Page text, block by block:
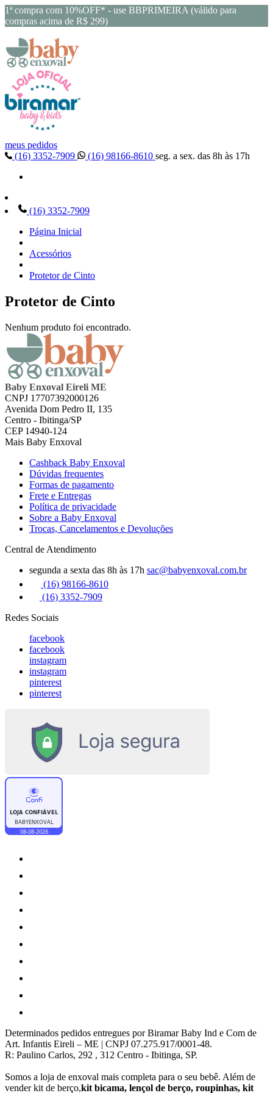
1ª compra com 10%OFF* - use BBPRIMEIRA (válido para
compras acima de R$ 299)
meus pedidos
(16) 3352-7909
(16) 98166-8610 seg. a sex. das 8h às 17h
(16) 3352-7909
Página Inicial
Acessórios
Protetor de Cinto
Protetor de Cinto
Nenhum produto foi encontrado.
Baby Enxoval Eireli ME
CNPJ 17707392000126
Avenida Dom Pedro II, 135
Centro - Ibitinga/SP
CEP 14940-124
Mais Baby Enxoval
Cashback Baby Enxoval
Dúvidas frequentes
Formas de pagamento
Frete e Entregas
Política de privacidade
Sobre a Baby Enxoval
Trocas, Cancelamentos e Devoluções
Central de Atendimento
segunda a sexta das 8h às 17h sac@babyenxoval.com.br
(16) 98166-8610
(16) 3352-7909
Redes Sociais
facebook
facebook
instagram
instagram
pinterest
pinterest
Determinados pedidos entregues por Biramar Baby Ind e Com de
Art. Infantis Eireli – ME | CNPJ 07.275.917/0001-48.
R: Paulino Carlos, 292 , 312 Centro - Ibitinga, SP.
Somos a loja de enxoval mais completa para o seu bebê. Além de
vender kit de berço,kit bicama, lençol de berço, roupinhas, kit